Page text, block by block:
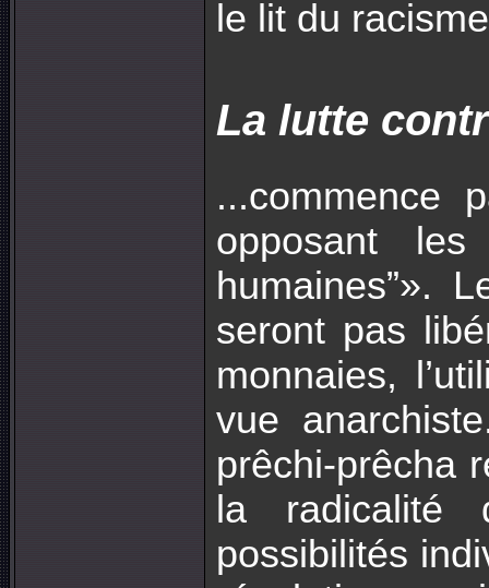
le lit du
La lutte
...commence
opposant
humaines”».
seront pas
monnaies,
vue
prêchi-prêcha
la radicalité
possibilités